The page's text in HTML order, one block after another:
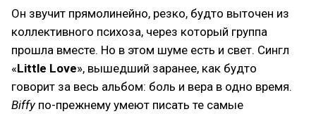
Он звучит прямолинейно, резко, будто выточен из
коллективного психоза, через который группа
прошла вместе. Но в этом шуме есть и свет. Сингл
«Little Love», вышедший заранее, как будто
говорит за весь альбом: боль и вера в одно время.
Biffy по-прежнему умеют писать те самые